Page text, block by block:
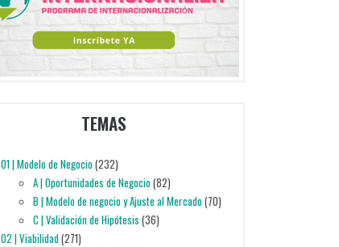
TEMAS
01 | Modelo de Negocio(232)
A | Oportunidades de Negocio(82)
B | Modelo de negocio y Ajuste al Mercado(70)
C | Validación de Hipótesis (36)
02 | Viabilidad(271)